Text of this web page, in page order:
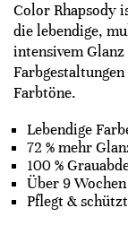
Color Rhapsody
die lebendige,
intensivem
Farbtöne.
Lebendige
72 % mehr
100 %
Über 9
Pflegt &